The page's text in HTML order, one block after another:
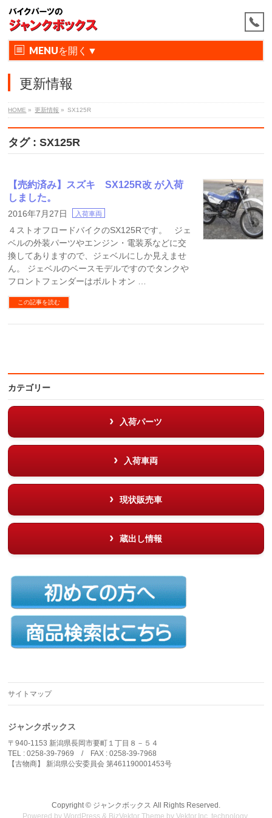
MENU
更新情報
HOME » 更新情報 » SX125R
タグ : SX125R
【売約済み】スズキ SX125R改 が入荷
しました。
2016年7月27日 入荷車両
４ストオフロードバイクのSX125Rです。 ジェ
ベルの外装パーツやエンジン・電装系などに交
換してありますので、ジェベルにしか見えませ
ん。 ジェベルのベースモデルですのでタンクや
フロントフェンダーはボルトオン …
この記事を読む
カテゴリー
入荷パーツ
入荷車両
現状販売車
蔵出し情報
サイトマップ
ジャンクボックス
〒940-1153 新潟県長岡市要町１丁目８－５４
TEL : 0258-39-7969 / FAX : 0258-39-7968
【古物商】 新潟県公安委員会 第461190001453号
Copyright © ジャンクボックス All Rights Reserved.
Powered byWordPress & BizVektor Theme byVektor,Inc. technology.